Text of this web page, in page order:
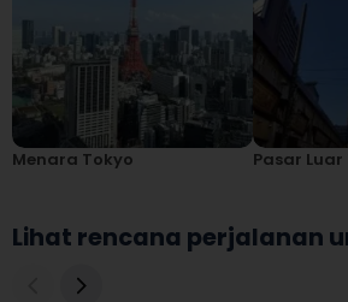
Menara Tokyo Pasar Luar
Lihat rencana perjalanan